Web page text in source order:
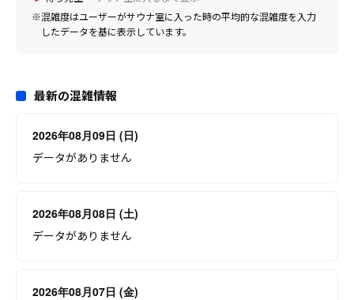
※混雑度はユーザーがサウナ室に入った時の平均的な混雑度を入力
したデータを基に表示しています。
最新の混雑情報
2026年08月09日 (日)
データがありません
2026年08月08日 (土)
データがありません
2026年08月07日 (金)